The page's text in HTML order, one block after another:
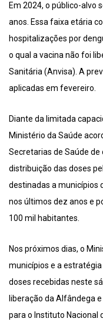
Em 2024, o público-alvo
anos. Essa faixa etária
hospitalizações por
o qual a vacina não foi
Sanitária (Anvisa). A
aplicadas em fevereiro.
Diante da limitada
Ministério da Saúde
Secretarias de Saúde
distribuição das doses
destinadas a municípios
nos últimos dez anos e
100 mil habitantes.
Nos próximos dias, o
municípios e a
doses recebidas neste
liberação da Alfândega
para o Instituto Nacional